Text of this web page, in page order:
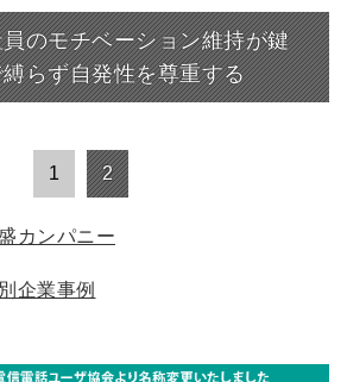
のモチベーション維持が鍵
らず自発性を尊重する
1 2
カンパニー
企業事例